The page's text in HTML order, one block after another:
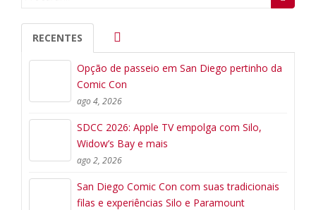
RECENTES
Opção de passeio em San Diego pertinho da
Comic Con
ago 4, 2026
SDCC 2026: Apple TV empolga com Silo,
Widow’s Bay e mais
ago 2, 2026
San Diego Comic Con com suas tradicionais
filas e experiências Silo e Paramount